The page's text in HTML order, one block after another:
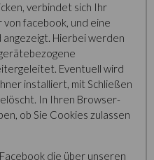
verbindet sich Ihr
facebook, und eine
angezeigt. Hierbei werden
Eventuell wird
installiert, mit Schließen
In Ihren Browser-
ob Sie Cookies zulassen
die über unseren